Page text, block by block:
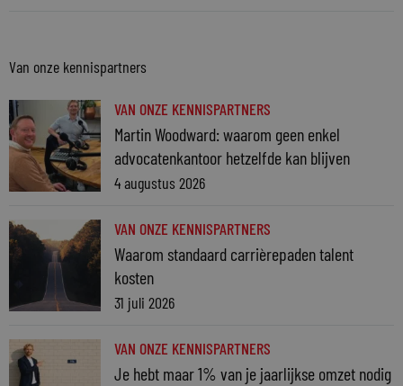
Van onze kennispartners
VAN ONZE KENNISPARTNERS
Martin Woodward: waarom geen enkel
advocatenkantoor hetzelfde kan blijven
4 augustus 2026
VAN ONZE KENNISPARTNERS
Waarom standaard carrièrepaden talent
kosten
31 juli 2026
VAN ONZE KENNISPARTNERS
Je hebt maar 1% van je jaarlijkse omzet nodig